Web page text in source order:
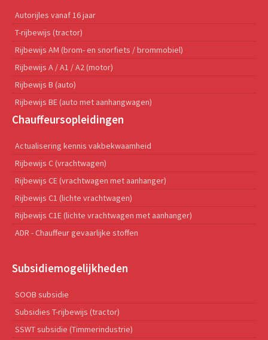
Autorijles vanaf 16 jaar
T-rijbewijs (tractor)
Rijbewijs AM (brom- en snorfiets / brommobiel)
Rijbewijs A / A1 / A2 (motor)
Rijbewijs B (auto)
Rijbewijs BE (auto met aanhangwagen)
Chauffeursopleidingen
Actualisering kennis vakbekwaamheid
Rijbewijs C (vrachtwagen)
Rijbewijs CE (vrachtwagen met aanhanger)
Rijbewijs C1 (lichte vrachtwagen)
Rijbewijs C1E (lichte vrachtwagen met aanhanger)
ADR - Chauffeur gevaarlijke stoffen
Subsidiemogelijkheden
SOOB subsidie
Subsidies T-rijbewijs (tractor)
SSWT subsidie (Timmerindustrie)